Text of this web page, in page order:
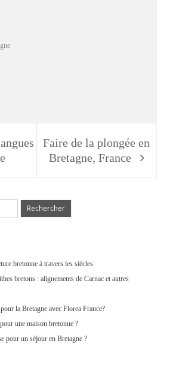
Faire de la plongée en
Bretagne, France
bretonne à travers les siècles
bretons : alignements de Carnac et autres
la Bretagne avec Florea France?
une maison bretonne ?
pour un séjour en Bretagne ?